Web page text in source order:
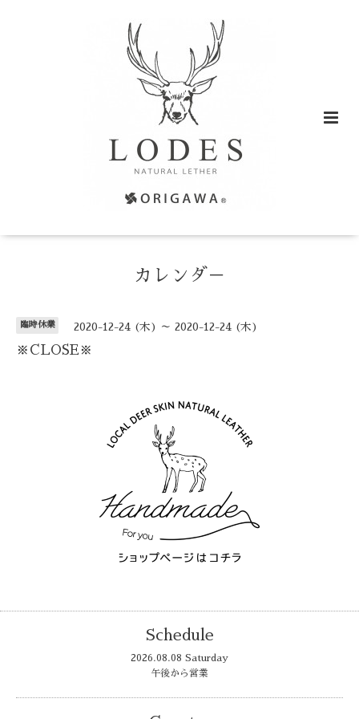
カレンダ－
臨時休業 2020-12-24 (木) ～ 2020-12-24 (木)
※CLOSE※
Schedule
2026.08.08 Saturday
午後から営業